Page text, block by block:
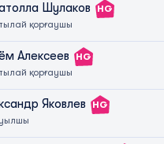
Шулаков
қорғаушы
HG
Алексеев
қорғаушы
HG
Яковлев HG